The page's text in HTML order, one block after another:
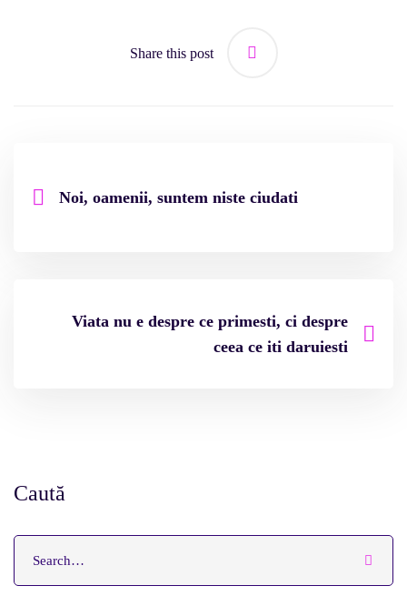
Share this post
Noi, oamenii, suntem niste ciudati
Viata nu e despre ce primesti, ci despre
ceea ce iti daruiesti
Caută